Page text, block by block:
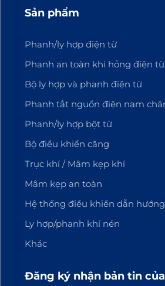
Sản phẩm
Phanh/ly hợp điện từ
Phanh an toàn khi hỏng điện từ
Bộ ly hợp và phanh điện từ
Phanh tắt nguồn điện nam
Phanh/ly hợp bột từ
Bộ điều khiển căng
Trục khí / Mâm kẹp khí
Mâm kẹp an toàn
Hệ thống điều khiển dẫn
Ly hợp/phanh khí nén
Khác
Đăng ký nhận bản tin